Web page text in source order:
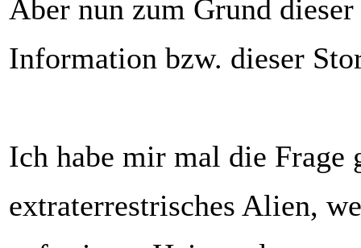
Aber nun zum Grund
Information bzw. dieser
Ich habe mir mal die Frage
extraterrestrisches Alien,